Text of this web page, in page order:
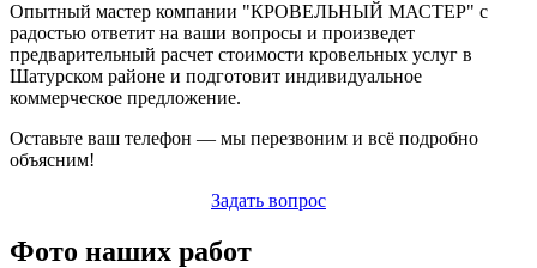
Опытный мастер компании "КРОВЕЛЬНЫЙ МАСТЕР" с
радостью ответит на ваши вопросы и произведет
предварительный расчет стоимости кровельных услуг в
Шатурском районе и подготовит индивидуальное
коммерческое предложение.
Оставьте ваш телефон — мы перезвоним и всё подробно
объясним!
Задать вопрос
Фото наших работ